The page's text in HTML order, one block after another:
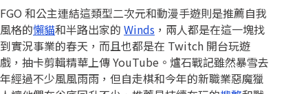
FGO 和公主連結這類型二次元和動漫手遊則是推薦自我
風格的懶貓和半路出家的 Winds ，兩人都是在這一塊找
到實況事業的春天，而且也都是在 Twitch 開台玩遊
戲，抽卡剪輯精華上傳 YouTube。爐石戰記雖然暴雪去
年經過不少風風雨雨，但自走棋和今年的新職業惡魔獵